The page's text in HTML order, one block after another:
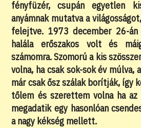
fényfüzér, csupán egyetlen
anyámnak mutatva a
felejtve. 1973 december 26-
halála erőszakos volt és
számomra. Szomorú a kis
volna, ha csak sok-sok év múlva,
már csak ősz szálak borítják, így
tőlem és szerettem volna ha
megadatik egy hasonlóan
a nagy kékség mellett.